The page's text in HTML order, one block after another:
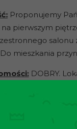
Proponujemy
na pierwszym
mieszkania
DOBRY.
światła.
wyposażona w
zmywarkę. W
szafa na